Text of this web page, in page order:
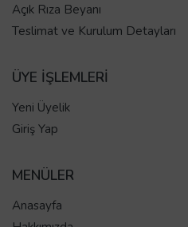
Açık Rıza Beyanı
Teslimat ve Kurulum Detayları
ÜYE İŞLEMLERİ
Yeni Üyelik
Giriş Yap
MENÜLER
Anasayfa